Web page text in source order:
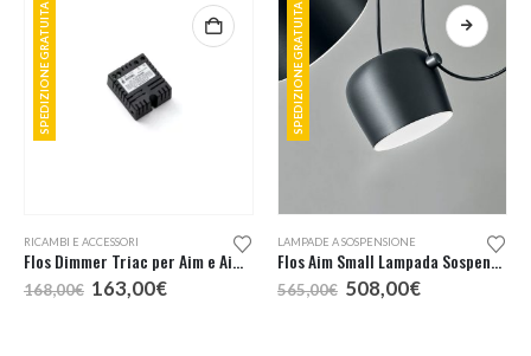
SPEDIZIONE GRATUITA
RICAMBI E ACCESSORI
Flos Dimmer Triac per Aim e Aim Small cod. RF22227
168,00€ Il
prezzo
163,00€Il
SPEDIZIONE GRATUITA
Questo prodotto ha più varianti. Le opzioni possono essere scelte nella pagina del prodotto
LAMPADE A SOSPENSIONE
Flos Aim Small Lampada Sospensione
565,00€ Il
prezzo
508,00€Il